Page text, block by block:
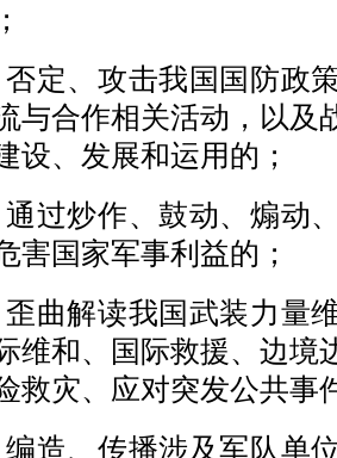
否定、攻击我国国防政
与合作相关活动，以及
设、发展和运用的；
通过炒作、鼓动、煽动
害国家军事利益的；
歪曲解读我国武装力量
维和、国际救援、边境
救灾、应对突发公共事
编造、传播涉及军队单